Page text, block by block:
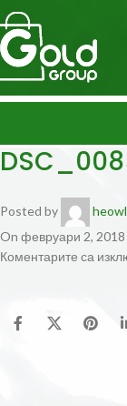
Posted by
On февруари 2, 2018
Коментарите са